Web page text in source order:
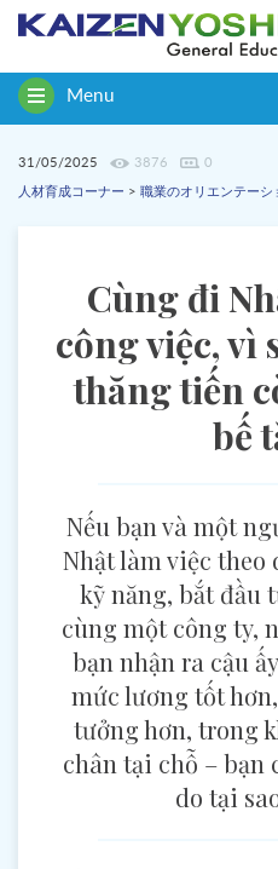
Toggle
navigation
Menu
31/05/2025 3876 0
人材育成コーナー > 職業のオリエンテーシ
Cùng đi
công việc, vì
thăng tiến
bế
Nếu bạn và một
Nhật làm việc theo
kỹ năng, bắt đầu
cùng một công ty,
bạn nhận ra cậu
mức lương tốt
tưởng hơn, trong
chân tại chỗ – bạn
do tại